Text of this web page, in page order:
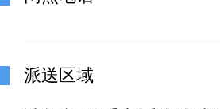
派送区域